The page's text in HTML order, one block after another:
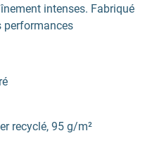
intenses. Fabriqué
performances
recyclé, 95 g/m²